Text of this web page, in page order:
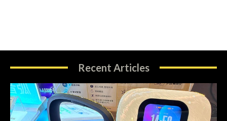
Recent Articles